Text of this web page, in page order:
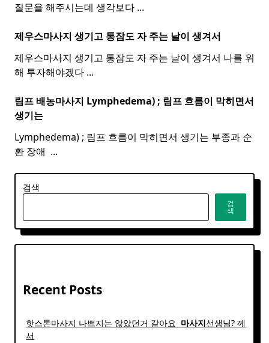
질문을 해주시는데 생각보다 ...
제우스마사지 생기고 통잠도 자 주는 날이 생겨서
제우스마사지 생기고 통잠도 자 주는 날이 생겨서 나를 위
해 투자해야겠다 ...
림프 배농마사지 Lymphedema) ; 림프 흐름이 막히면서
생기는
Lymphedema) ; 림프 흐름이 막히면서 생기는 부종과 순
환 장애 ​ ...
검색
검
색
Recent Posts
핫스톤마사지 나쁘지는 않았던거 같아요 ​ 마사지선생님? 께
서